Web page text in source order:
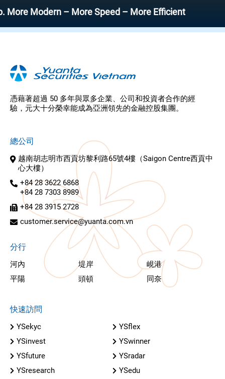
– More Speed – More Efficient
憑藉著超過 50 多年與眾多企業、公司和投資者合作的經
驗，元大十分榮幸能成為亞洲領先的金融控股集團。
總公司
越南胡志明市西貢坊黎利路65號4樓（Saigon Centre西貢中
心大樓）
+84 28 3622 6868
+84 28 7303 8989
+84 28 3915 2728
customer.service@yuanta.com.vn
分行
河內 堤岸
峴港
平陽
頭頓 同奈
快速訪問
YSekyc
YSflex
YSinvest
YSwinner
YSfuture
YSradar
YSresearch
YSedu